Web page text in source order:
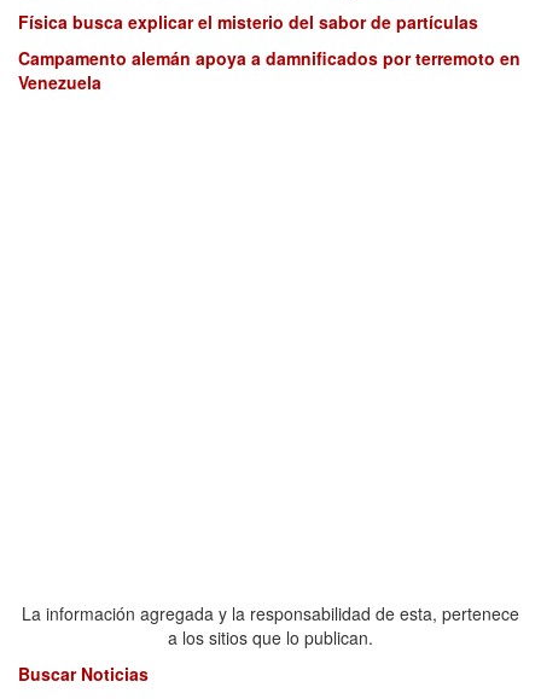
Física busca explicar el misterio del sabor de partículas
Campamento alemán apoya a damnificados por terremoto en
Venezuela
La información agregada y la responsabilidad de esta, pertenece
a los sitios que lo publican.
Buscar Noticias